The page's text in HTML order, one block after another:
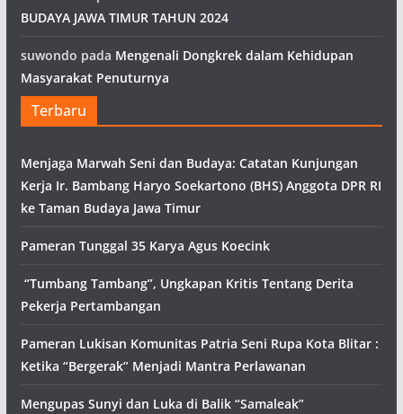
BUDAYA JAWA TIMUR TAHUN 2024
suwondo pada Mengenali Dongkrek dalam Kehidupan
Masyarakat Penuturnya
Terbaru
Menjaga Marwah Seni dan Budaya: Catatan Kunjungan
Kerja Ir. Bambang Haryo Soekartono (BHS) Anggota DPR RI
ke Taman Budaya Jawa Timur
Pameran Tunggal 35 Karya Agus Koecink
“Tumbang Tambang”, Ungkapan Kritis Tentang Derita
Pekerja Pertambangan
Pameran Lukisan Komunitas Patria Seni Rupa Kota Blitar :
Ketika “Bergerak” Menjadi Mantra Perlawanan
Mengupas Sunyi dan Luka di Balik “Samaleak”